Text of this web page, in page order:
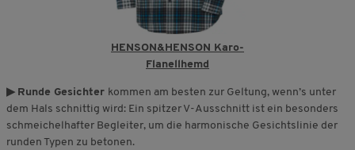
HENSON&HENSON Karo-
Flanellhemd
▶ Runde Gesichter kommen am besten zur Geltung, wenn’s unter
dem Hals schnittig wird: Ein spitzer V-Ausschnitt ist ein besonders
schmeichelhafter Begleiter, um die harmonische Gesichtslinie der
runden Typen zu betonen.